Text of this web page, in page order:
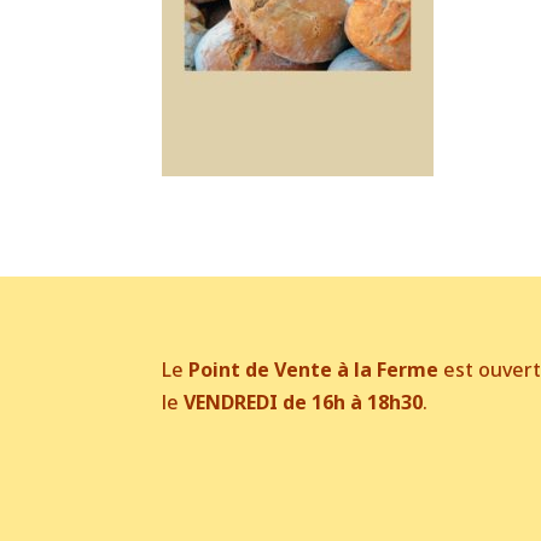
Le Point de Vente à la Ferme est ouvert
leVENDREDI de 16h à 18h30.